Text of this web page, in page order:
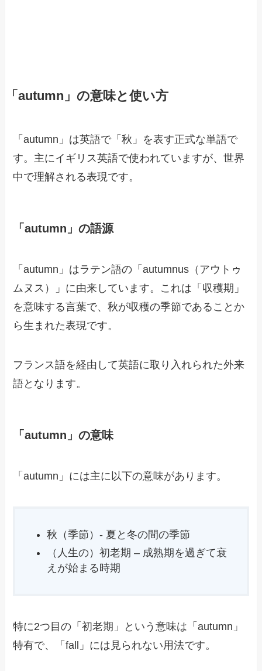
「autumn」の意味と使い方
「autumn」は英語で「秋」を表す正式な単語で
す。主にイギリス英語で使われていますが、世界
中で理解される表現です。
「autumn」の語源
「autumn」はラテン語の「autumnus（アウトゥ
ムヌス）」に由来しています。これは「収穫期」
を意味する言葉で、秋が収穫の季節であることか
ら生まれた表現です。
フランス語を経由して英語に取り入れられた外来
語となります。
「autumn」の意味
「autumn」には主に以下の意味があります。
秋（季節）- 夏と冬の間の季節
（人生の）初老期 – 成熟期を過ぎて衰
えが始まる時期
特に2つ目の「初老期」という意味は「autumn」
特有で、「fall」には見られない用法です。